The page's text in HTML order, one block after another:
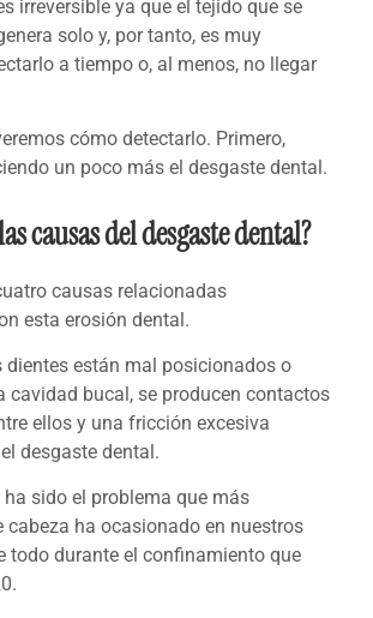
irreversible ya que el tejido que se
solo y, por tanto, es muy
a tiempo o, al menos, no llegar
cómo detectarlo. Primero,
un poco más el desgaste dental.
causas del desgaste dental?
causas relacionadas
esta erosión dental.
dientes están mal posicionados o
cavidad bucal, se producen contactos
ellos y una fricción excesiva
desgaste dental.
ha sido el problema que más
cabeza ha ocasionado en nuestros
todo durante el confinamiento que